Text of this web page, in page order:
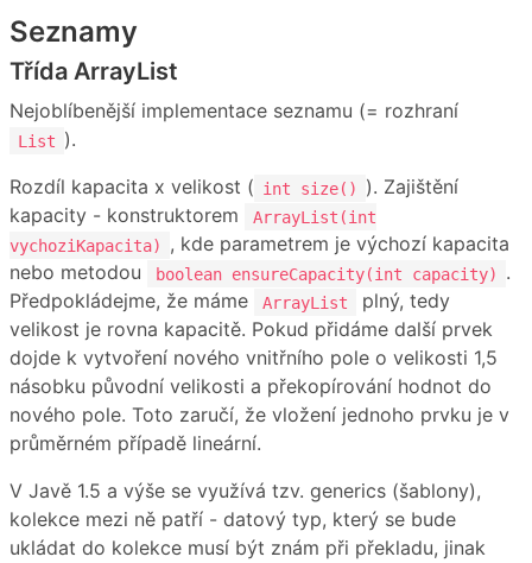
Seznamy
Třída ArrayList
Nejoblíbenější implementace seznamu (= rozhraní
List ).
Rozdíl kapacita x velikost ( int size()
). Zajištění
kapacity - konstruktorem
ArrayList(int
vychoziKapacita)
, kde parametrem je výchozí kapacita
nebo metodou
boolean ensureCapacity(int capacity)
.
Předpokládejme, že máme
ArrayList
plný, tedy
velikost je rovna kapacitě. Pokud přidáme další prvek
dojde k vytvoření nového vnitřního pole o velikosti 1,5
násobku původní velikosti a překopírování hodnot do
nového pole. Toto zaručí, že vložení jednoho prvku je v
průměrném případě lineární.
V Javě 1.5 a výše se využívá tzv. generics (šablony),
kolekce mezi ně patří - datový typ, který se bude
ukládat do kolekce musí být znám při překladu, jinak